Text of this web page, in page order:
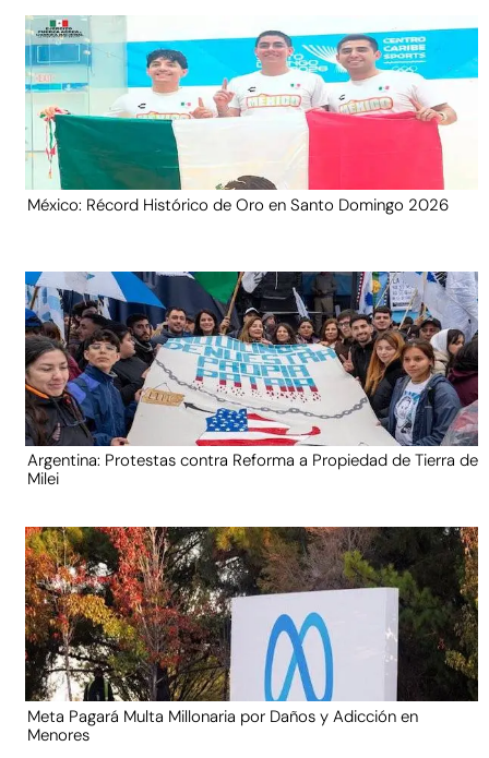
México: Récord Histórico de Oro en Santo Domingo 2026
Argentina: Protestas contra Reforma a Propiedad de Tierra de
Milei
Meta Pagará Multa Millonaria por Daños y Adicción en
Menores